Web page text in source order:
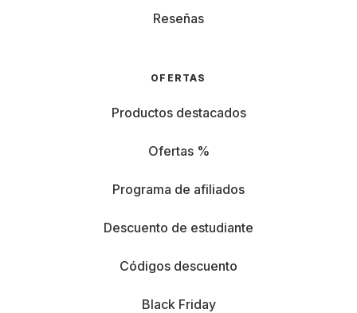
Reseñas
OFERTAS
Productos destacados
Ofertas %
Programa de afiliados
Descuento de estudiante
Códigos descuento
Black Friday